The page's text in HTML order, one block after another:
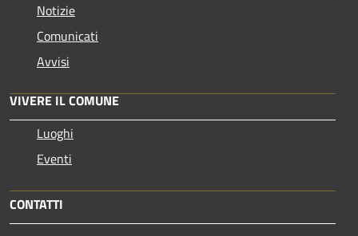
Notizie
Comunicati
Avvisi
VIVERE IL COMUNE
Luoghi
Eventi
CONTATTI